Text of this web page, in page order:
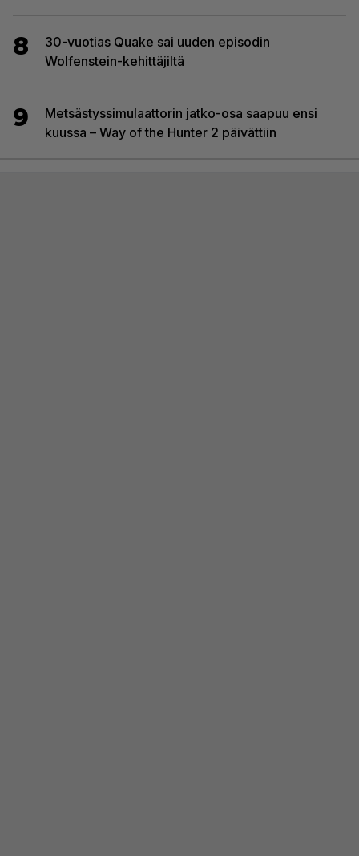
8
30-vuotias Quake sai uuden episodin
Wolfenstein-kehittäjiltä
9
Metsästyssimulaattorin jatko-osa saapuu ensi
kuussa – Way of the Hunter 2 päivättiin